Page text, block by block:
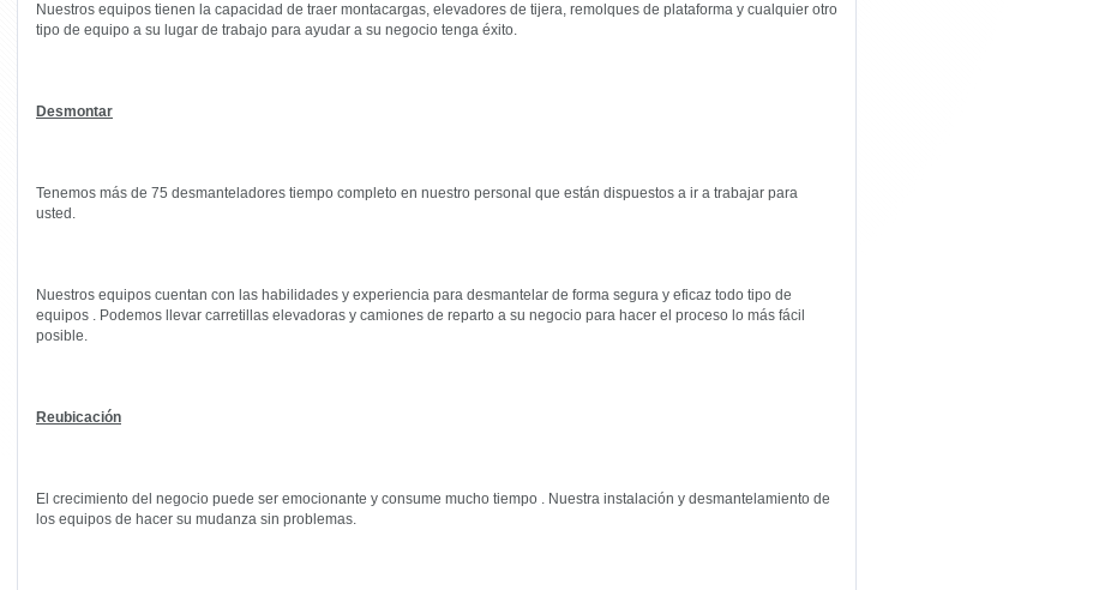
Nuestros equipos tienen la capacidad de traer montacargas, elevadores de tijera, remolques de plataforma y cualquier otro
tipo de equipo a su lugar de trabajo para ayudar a su negocio tenga éxito.
Desmontar
Tenemos más de 75 desmanteladores tiempo completo en nuestro personal que están dispuestos a ir a trabajar para
usted.
Nuestros equipos cuentan con las habilidades y experiencia para desmantelar de forma segura y eficaz todo tipo de
equipos . Podemos llevar carretillas elevadoras y camiones de reparto a su negocio para hacer el proceso lo más fácil
posible.
Reubicación
El crecimiento del negocio puede ser emocionante y consume mucho tiempo . Nuestra instalación y desmantelamiento de
los equipos de hacer su mudanza sin problemas.